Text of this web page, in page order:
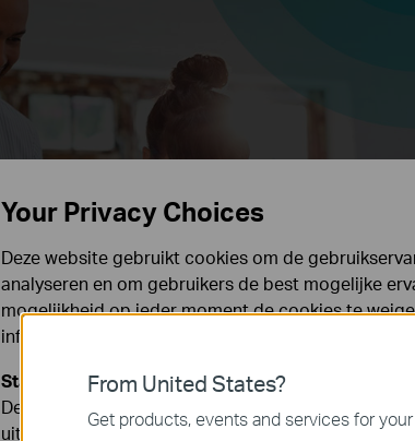
From United States?
Get products, events and services for your
Your Privacy Choices
Deze website gebruikt cookies om de
analyseren en om gebruikers de best mogelijke
mogelijkheid op ieder moment de cookies te
informatie.
Standaard Cookies
Deze cookies zijn noodzakelijk voor de werking
uitgeschakeld.